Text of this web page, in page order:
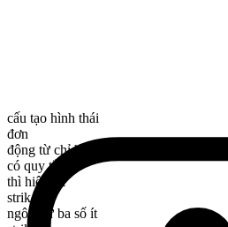
cấu tạo hình thái
đơn
động từ chỉ hành động
có quy tắc
thì hiện tại
strike
ngôi thứ ba số ít